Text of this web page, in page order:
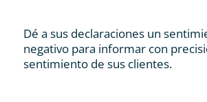
Dé a sus declaraciones un
negativo para informar con
sentimiento de sus clientes.